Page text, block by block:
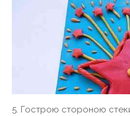
5. Гострою стороною